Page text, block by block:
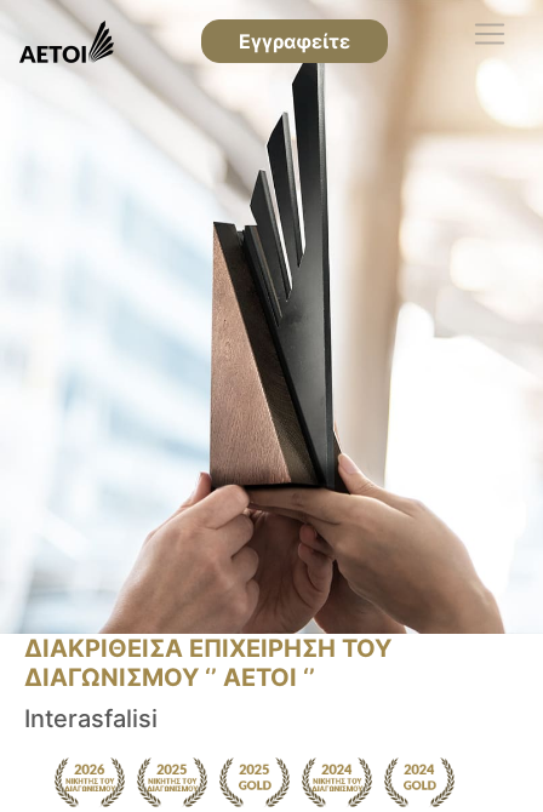
Εγγραφείτε
ΔΙΑΚΡΙΘΕΙΣΑ ΕΠΙΧΕΙΡΗΣΗ ΤΟΥ
ΔΙΑΓΩΝΙΣΜΟΥ ‘’ ΑΕΤΟΙ ‘’
Interasfalisi